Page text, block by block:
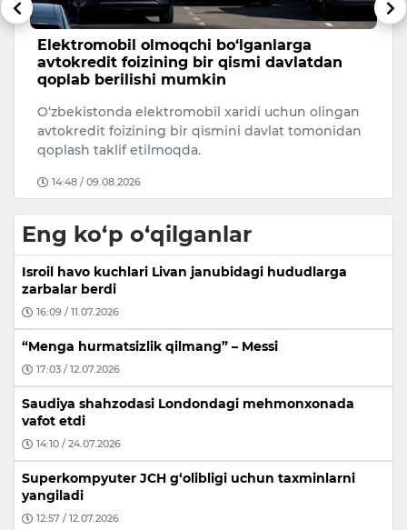
Elektromobil olmoqchi bo‘lganlarga
avtokredit foizining bir qismi davlatdan
qoplab berilishi mumkin
O‘zbekistonda elektromobil xaridi uchun olingan
avtokredit foizining bir qismini davlat tomonidan
qoplash taklif etilmoqda.
14:48 / 09.08.2026
Eng ko‘p o‘qilganlar
Isroil havo kuchlari Livan janubidagi hududlarga
zarbalar berdi
16:09 / 11.07.2026
“Menga hurmatsizlik qilmang” – Messi
17:03 / 12.07.2026
Saudiya shahzodasi Londondagi mehmonxonada
vafot etdi
14:10 / 24.07.2026
Superkompyuter JCH g‘olibligi uchun taxminlarni
yangiladi
12:57 / 12.07.2026